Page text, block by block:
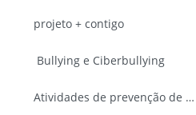
projeto + contigo
Bullying e Ciberbullying
Atividades de prevenção de Bullying e de Ciberbullying – manual Enable